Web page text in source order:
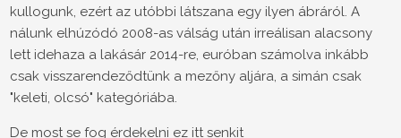
kullogunk, ezért az utóbbi látszana egy ilyen ábráról. A
nálunk elhúzódó 2008-as válság után irreálisan alacsony
lett idehaza a lakásár 2014-re, euróban számolva inkább
csak visszarendeződtünk a mezőny aljára, a simán csak
"keleti, olcsó" kategóriába.
De most se fog érdekelni ez itt senkit